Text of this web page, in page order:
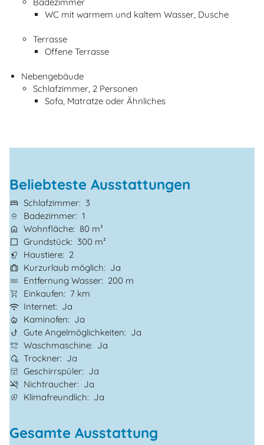
WC mit warmem und kaltem Wasser, Dusche
Terrasse
Offene Terrasse
Nebengebäude
Schlafzimmer, 2 Personen
Sofa, Matratze oder Ähnliches
Beliebteste Ausstattungen
Schlafzimmer
3
Badezimmer 1
Wohnfläche 80 m²
Grundstück
300 m²
Haustiere
2
Kurzurlaub möglich
Ja
Entfernung Wasser
200 m
Einkaufen
7 km
Internet
Ja
Kaminofen
Ja
Gute Angelmöglichkeiten
Ja
Waschmaschine
Ja
Trockner
Ja
Geschirrspüler
Ja
Nichtraucher
Ja
Klimafreundlich
Ja
Gesamte Ausstattung